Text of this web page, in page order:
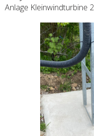
Anlage